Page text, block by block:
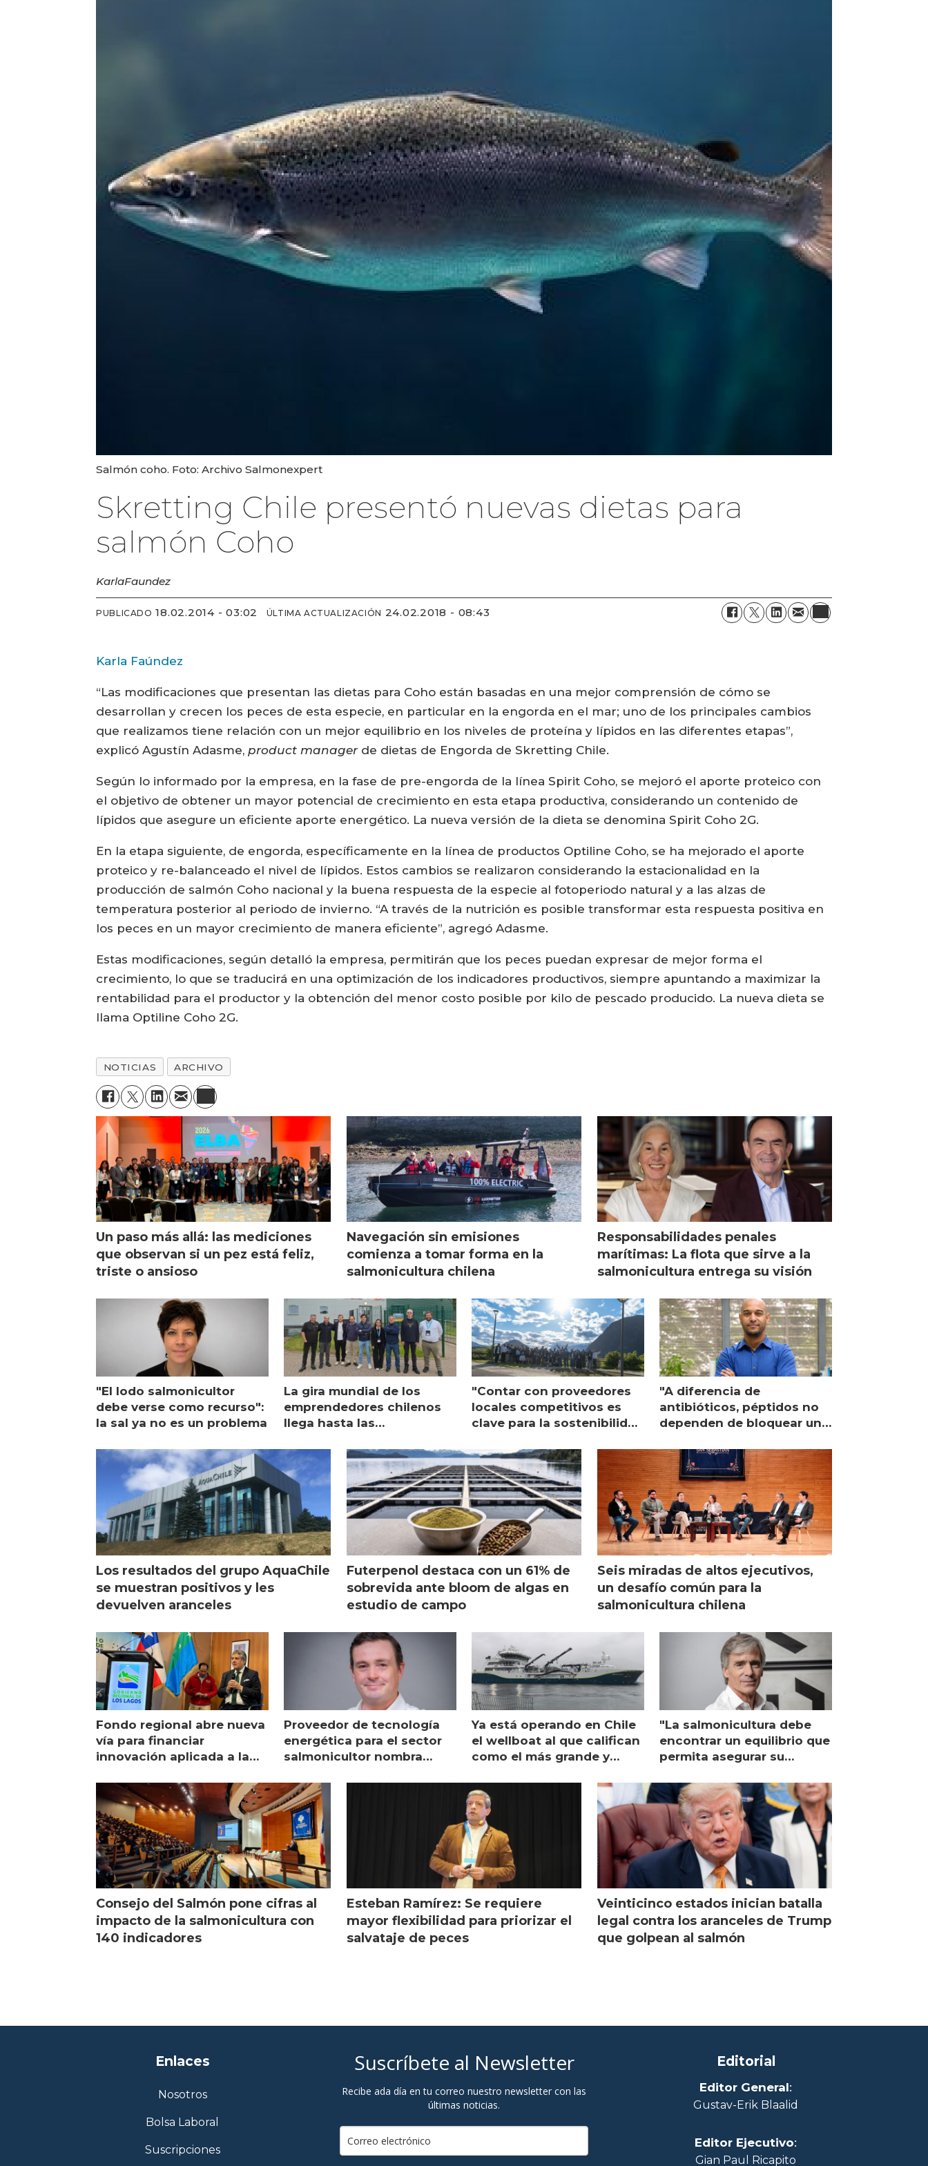
Salmón coho. Foto: Archivo Salmonexpert
Skretting Chile presentó nuevas dietas para
salmón Coho
KarlaFaundez
PUBLICADO 18.02.2014 - 03:02 ÚLTIMA ACTUALIZACIÓN 24.02.2018 - 08:43
Karla Faúndez
“Las modificaciones que presentan las dietas para Coho están basadas en una mejor comprensión de cómo se
desarrollan y crecen los peces de esta especie, en particular en la engorda en el mar; uno de los principales cambios
que realizamos tiene relación con un mejor equilibrio en los niveles de proteína y lípidos en las diferentes etapas”,
explicó Agustín Adasme, product managerde dietas de Engorda de Skretting Chile.
Según lo informado por la empresa, en la fase de pre-engorda de la línea Spirit Coho, se mejoró el aporte proteico con
el objetivo de obtener un mayor potencial de crecimiento en esta etapa productiva, considerando un contenido de
lípidos que asegure un eficiente aporte energético. La nueva versión de la dieta se denomina Spirit Coho 2G.
En la etapa siguiente, de engorda, específicamente en la línea de productos Optiline Coho, se ha mejorado el aporte
proteico y re-balanceado el nivel de lípidos. Estos cambios se realizaron considerando la estacionalidad en la
producción de salmón Coho nacional y la buena respuesta de la especie al fotoperiodo natural y a las alzas de
temperatura posterior al periodo de invierno. “A través de la nutrición es posible transformar esta respuesta positiva en
los peces en un mayor crecimiento de manera eficiente”, agregó Adasme.
Estas modificaciones, según detalló la empresa, permitirán que los peces puedan expresar de mejor forma el
crecimiento, lo que se traducirá en una optimización de los indicadores productivos, siempre apuntando a maximizar la
rentabilidad para el productor y la obtención del menor costo posible por kilo de pescado producido. La nueva dieta se
llama Optiline Coho 2G.
NOTICIAS ARCHIVO
Un paso más allá: las mediciones
que observan si un pez está feliz,
triste o ansioso
Navegación sin emisiones
comienza a tomar forma en la
salmonicultura chilena
Responsabilidades penales
marítimas: La flota que sirve a la
salmonicultura entrega su visión
"El lodo salmonicultor
debe verse como recurso":
la sal ya no es un problema
La gira mundial de los
emprendedores chilenos
llega hasta las
Escocia
"Contar con proveedores
locales competitivos es
clave para la sostenibilidad
"A diferencia de
antibióticos, péptidos no
dependen de bloquear una
Los resultados del grupo AquaChile
se muestran positivos y les
devuelven aranceles
Futerpenol destaca con un 61% de
sobrevida ante bloom de algas en
estudio de campo
Seis miradas de altos ejecutivos,
un desafío común para la
salmonicultura chilena
Fondo regional abre nueva
vía para financiar
innovación aplicada a la
Proveedor de tecnología
energética para el sector
salmonicultor nombra
Ya está operando en Chile
el wellboat al que califican
como el más grande y
"La salmonicultura debe
encontrar un equilibrio que
permita asegurar su
Consejo del Salmón pone cifras al
impacto de la salmonicultura con
140 indicadores
Esteban Ramírez: Se requiere
mayor flexibilidad para priorizar el
salvataje de peces
Veinticinco estados inician batalla
legal contra los aranceles de Trump
que golpean al salmón
Enlaces
Nosotros
Bolsa Laboral
Suscripciones
Suscríbete al Newsletter
Recibe ada día en tu correo nuestro newsletter con las
últimas noticias.
Editorial
Editor General:
Gustav-Erik Blaalid
Editor Ejecutivo:
Gian Paul Ricapito